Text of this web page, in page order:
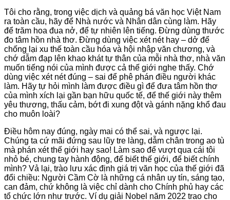
Tôi cho rằng, trong việc dịch và quảng bá văn học Việt Nam
ra toàn cầu, hãy để Nhà nước và Nhân dân cùng làm. Hãy
để trăm hoa đua nở, để tự nhiên lên tiếng. Đừng dùng thước
đo tâm hồn nhà thơ. Đừng dùng việc xét nét hay – dở để
chống lại xu thế toàn cầu hóa và hội nhập văn chương, và
chớ dẫm đạp lên khao khát tự thân của mỗi nhà thơ, nhà văn
muốn tiếng nói của mình được cả thế giới nghe thấy. Chớ
dùng việc xét nét đúng – sai để phê phán điều người khác
làm. Hãy tự hỏi mình làm được điều gì để đưa tâm hồn thơ
của mình xích lại gần bạn hữu quốc tế, để thế giới này thêm
yêu thương, thấu cảm, bớt đi xung đột và gánh nặng khổ đau
cho muôn loài?
Điều hôm nay đúng, ngày mai có thể sai, và ngược lại.
Chúng ta cứ mãi đứng sau lũy tre làng, dẫm chân trong ao tù
mà phán xét thế giới hay sao! Làm sao để vượt qua cái tôi
nhỏ bé, chung tay hành động, để biết thế giới, để biết chính
mình? Vả lại, trào lưu xác định giá trị văn học của thế giới đã
đổi chiều: Người Cầm Cờ là những cá nhân uy tín, sáng tạo,
can đảm, chứ không là việc chỉ dành cho Chính phủ hay các
tổ chức lớn như trước. Ví dụ giải Nobel năm 2022 trao cho